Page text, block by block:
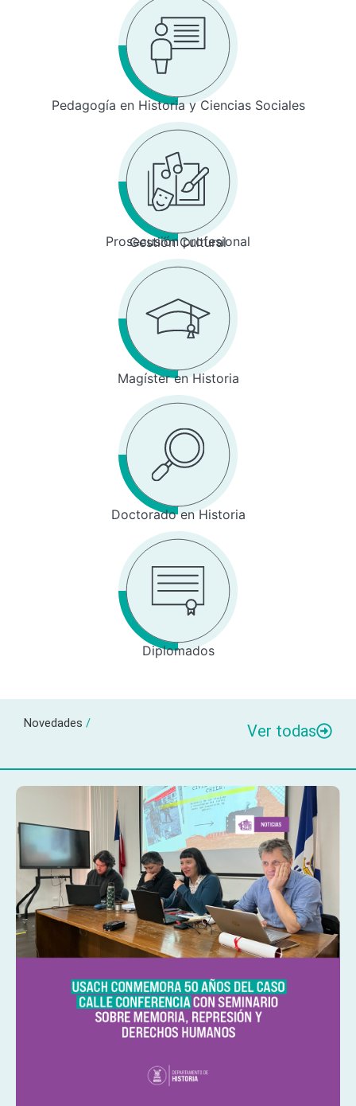
Pedagogía en Historia y Ciencias Sociales
Prosecusión profesional
Gestión Cultural
Magíster en Historia
Doctorado en Historia
Diplomados
Novedades / Ver todas